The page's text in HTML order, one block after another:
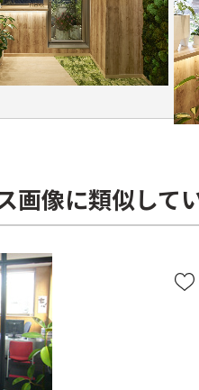
画像に類似して